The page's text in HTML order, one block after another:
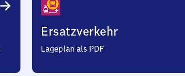
Ersatzverkehr
Lageplan als PDF